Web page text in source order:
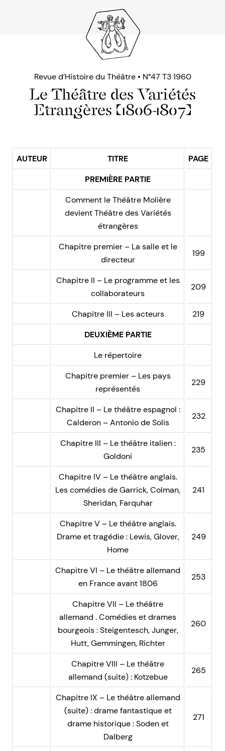
Revue d’Histoire du Théâtre • N°47 T3 1960
Le Théâtre des Variétés
Etrangères (1806-1807)
AUTEUR TITRE
PAGE
PREMIÈRE PARTIE
Comment le Théâtre Molière
devient Théâtre des Variétés
étrangères
Chapitre premier – La salle et le
directeur
199
Chapitre II – Le programme et les
collaborateurs
209
Chapitre III – Les acteurs
219
DEUXIÈME PARTIE
Le répertoire
Chapitre premier – Les pays
représentés
229
Chapitre II – Le théâtre espagnol :
Calderon – Antonio de Solis
232
Chapitre III – Le théâtre italien :
Goldoni
235
Chapitre IV – Le théâtre anglais.
Les comédies de Garrick, Colman,
Sheridan, Farquhar
241
Chapitre V – Le théâtre anglais.
Drame et tragédie : Lewis, Glover,
Home
249
Chapitre VI – Le théâtre allemand
en France avant 1806
253
Chapitre VII – Le théâtre
allemand . Comédies et drames
bourgeois : Steigentesch, Junger,
Hutt, Gemmingen, Richter
260
Chapitre VIII – Le théâtre
allemand (suite) : Kotzebue
265
Chapitre IX – Le théâtre allemand
(suite) : drame fantastique et
drame historique : Soden et
Dalberg
271